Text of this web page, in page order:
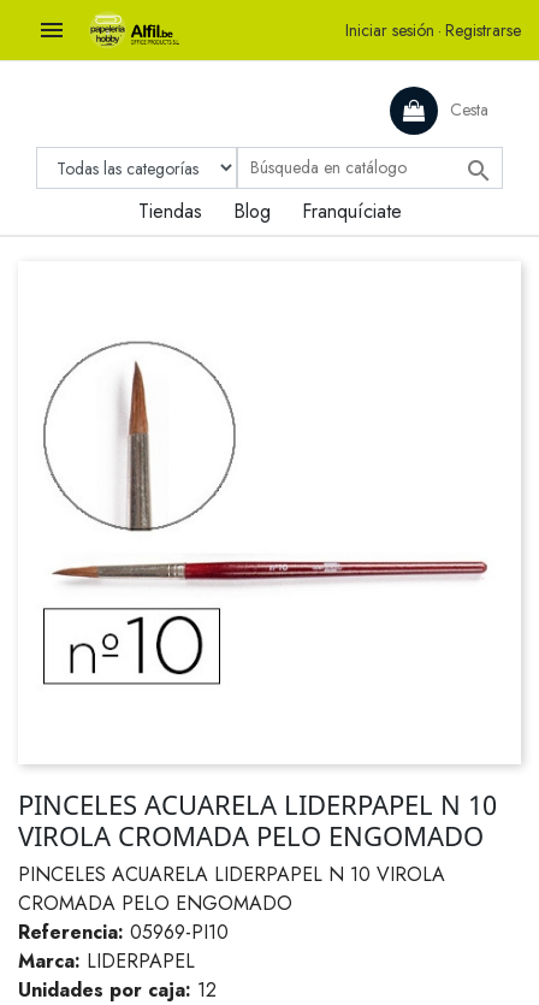
 Iniciar sesión · Registrarse
Cesta

Tiendas Blog Franquíciate
PINCELES ACUARELA LIDERPAPEL N 10
VIROLA CROMADA PELO ENGOMADO
PINCELES ACUARELA LIDERPAPEL N 10 VIROLA
CROMADA PELO ENGOMADO
Referencia: 05969-PI10
Marca: LIDERPAPEL
Unidades por caja: 12